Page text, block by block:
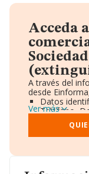
Acceda
A través del
desde
Datos
Teléfono,
Informe
Gráficos de
Consejo de
Accionistas.
Ver más